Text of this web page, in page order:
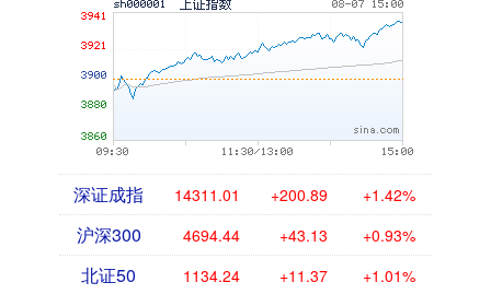
深证成指 14311.01 +200.89 +1.42%
沪深300 4694.44 +43.13 +0.93%
北证50 1134.24 +11.37 +1.01%